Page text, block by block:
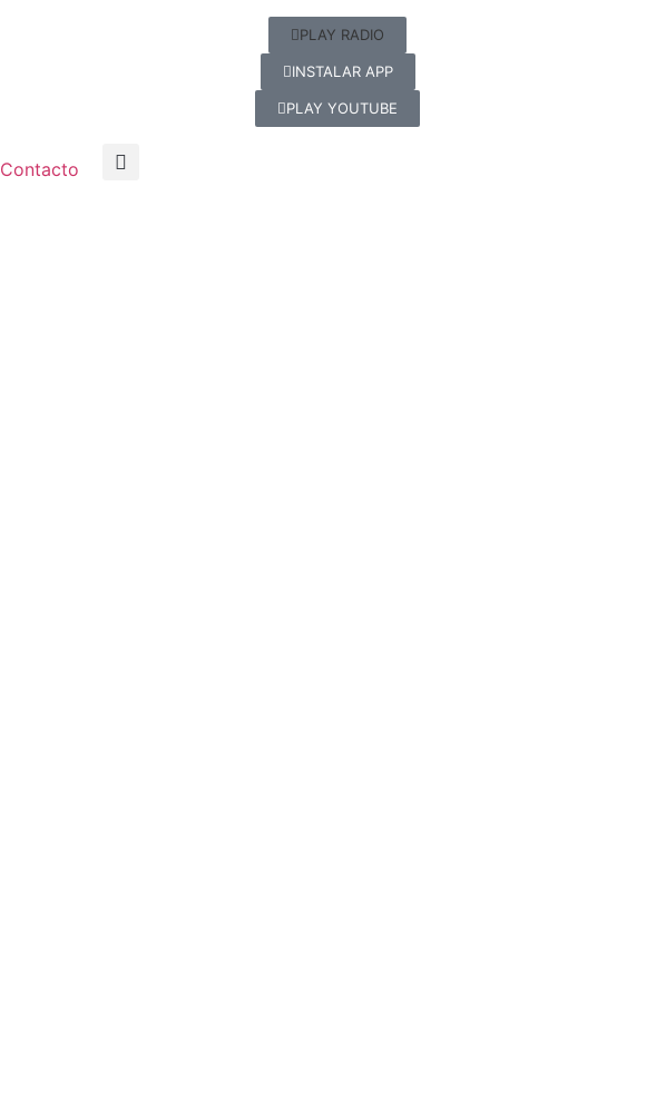
PLAY RADIO
INSTALAR APP
PLAY YOUTUBE
Contacto